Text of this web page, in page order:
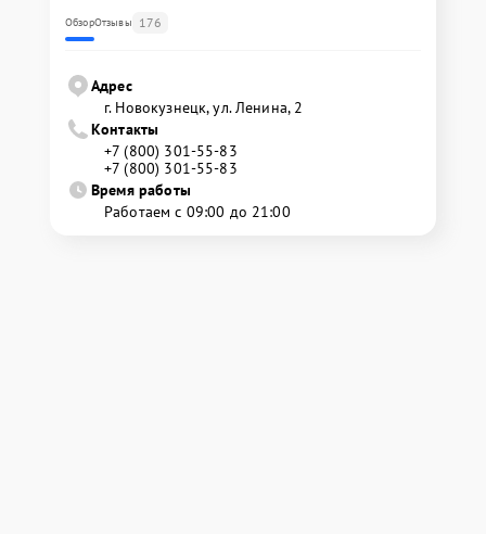
ОбзорОтзывы 176
Адрес
г. Новокузнецк, ул. Ленина, 2
Контакты
+7 (800) 301-55-83
+7 (800) 301-55-83
Время работы
Работаем с 09:00 до 21:00